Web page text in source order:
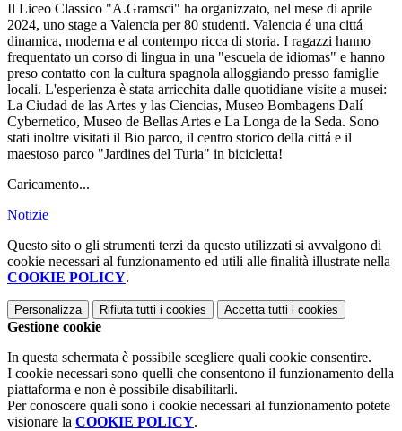
Il Liceo Classico "A.Gramsci" ha organizzato, nel mese di aprile
2024, uno stage a Valencia per 80 studenti. Valencia é una cittá
dinamica, moderna e al contempo ricca di storia. I ragazzi hanno
frequentato un corso di lingua in una "escuela de idiomas" e hanno
preso contatto con la cultura spagnola alloggiando presso famiglie
locali. L'esperienza è stata arricchita dalle quotidiane visite a musei:
La Ciudad de las Artes y las Ciencias, Museo Bombagens Dalí
Cybernetico, Museo de Bellas Artes e La Longa de la Seda. Sono
stati inoltre visitati il Bio parco, il centro storico della cittá e il
maestoso parco "Jardines del Turia" in bicicletta!
Caricamento...
Notizie
Questo sito o gli strumenti terzi da questo utilizzati si avvalgono di
cookie necessari al funzionamento ed utili alle finalità illustrate nella
COOKIE POLICY.
Personalizza Rifiuta tutti i cookies Accetta tutti i cookies
Gestione cookie
In questa schermata è possibile scegliere quali cookie consentire.
I cookie necessari sono quelli che consentono il funzionamento della
piattaforma e non è possibile disabilitarli.
Per conoscere quali sono i cookie necessari al funzionamento potete
visionare la COOKIE POLICY.